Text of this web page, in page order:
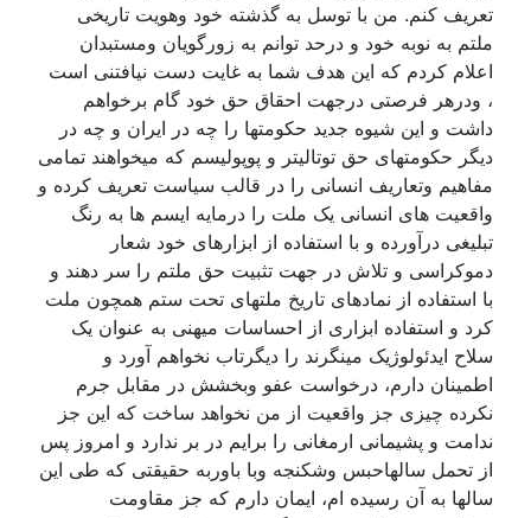
تعریف کنم. من با توسل به گذشته خود وهویت تاریخی
ملتم به نوبه خود و درحد توانم به زورگویان ومستبدان
اعلام کردم که این هدف شما به غایت دست نیافتنی است
، ودرهر فرصتی درجهت احقاق حق خود گام برخواهم
داشت و این شیوه جدید حکومتها را چه در ایران و چه در
دیگر حکومتهای حق توتالیتر و پوپولیسم که میخواهند تمامی
مفاهیم وتعاریف انسانی را در قالب سیاست تعریف کرده و
واقعیت های انسانی یک ملت را درمایه ایسم ها به رنگ
تبلیغی درآورده و با استفاده از ابزارهای خود شعار
دموکراسی و تلاش در جهت تثبیت حق ملتم را سر دهند و
با استفاده از نمادهای تاریخ ملتهای تحت ستم همچون ملت
کرد و استفاده ابزاری از احساسات میهنی به عنوان یک
سلاح ایدئولوژیک مینگرند را دیگرتاب نخواهم آورد و
اطمینان دارم، درخواست عفو وبخشش در مقابل جرم
نکرده چیزی جز واقعیت از من نخواهد ساخت که این جز
ندامت و پشیمانی ارمغانی را برایم در بر ندارد و امروز پس
از تحمل سالهاحبس وشکنجه وبا باوربه حقیقتی که طی این
سالها به آن رسیده ام، ایمان دارم که جز مقاومت